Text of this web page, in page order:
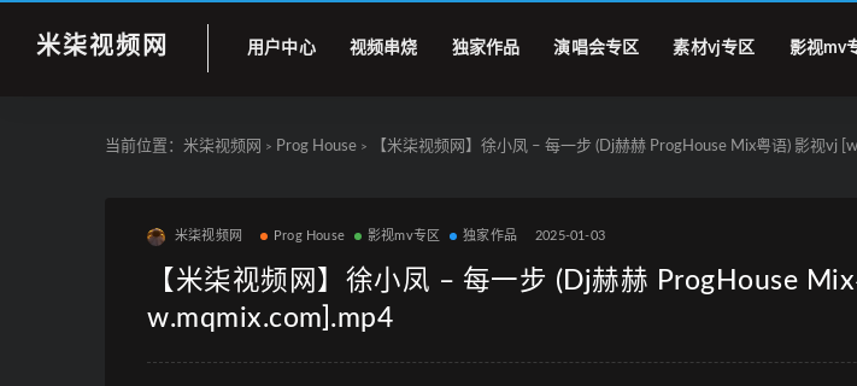
米柒视频网 用户中心 视频串烧 独家作品 演唱会专区 素材vj专区 影视mv
当前位置： 米柒视频网 > Prog House > 【米柒视频网】徐小凤 – 每一步 (Dj赫赫 ProgHouse Mix粤语) 影视vj
米柒视频网 Prog House 影视mv专区 独家作品 2025-01-03
【米柒视频网】徐小凤 – 每一步 (Dj赫赫 ProgHouse
w.mqmix.com].mp4